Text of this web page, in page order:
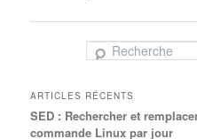
articles
ARTICLES RÉCENTS
SED : Rechercher et
commande Linux par jour